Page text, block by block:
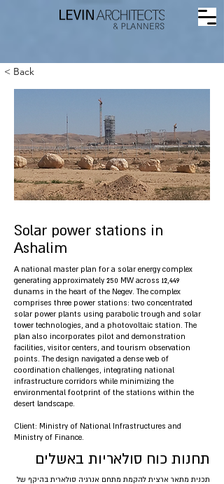
< Back
Solar power stations in
Ashalim
A national master plan for a solar energy complex
generating approximately 250 MW across 12,449
dunams in the heart of the Negev. The complex
comprises three power stations: two concentrated
solar power plants using parabolic trough and solar
tower technologies, and a photovoltaic station. The
plan also incorporates pilot and demonstration
facilities, visitor centers, and tourism observation
points. The design navigated a dense web of
coordination challenges, integrating national
infrastructure corridors while minimizing the
environmental footprint of the stations within the
desert landscape.
Client: Ministry of National Infrastructures and
Ministry of Finance.
תחנות כוח סולאריות באשלים
תכנית מתאר ארצית להקמת מתחם אנרגיה סולארית בהיקף של